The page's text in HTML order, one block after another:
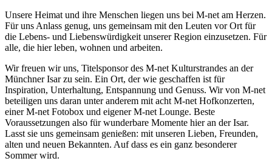
Unsere Heimat und ihre Menschen liegen uns bei M-net am Herzen.
Für uns Anlass genug, uns gemeinsam mit den Leuten vor Ort für
die Lebens- und Liebenswürdigkeit unserer Region einzusetzen. Für
alle, die hier leben, wohnen und arbeiten.
Wir freuen wir uns, Titelsponsor des M-net Kulturstrandes an der
Münchner Isar zu sein. Ein Ort, der wie geschaffen ist für
Inspiration, Unterhaltung, Entspannung und Genuss. Wir von M-net
beteiligen uns daran unter anderem mit acht M-net Hofkonzerten,
einer M-net Fotobox und eigener M-net Lounge. Beste
Voraussetzungen also für wunderbare Momente hier an der Isar.
Lasst sie uns gemeinsam genießen: mit unseren Lieben, Freunden,
alten und neuen Bekannten. Auf dass es ein ganz besonderer
Sommer wird.